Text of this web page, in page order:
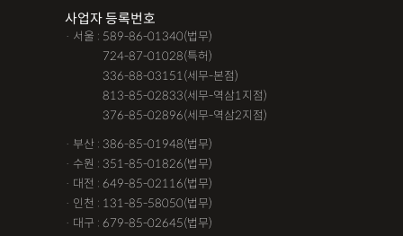
사업자 등록번호
· 서울 : 589-86-01340(법무)
724-87-01028(특허)
336-88-03151(세무-본점)
813-85-02833(세무-역삼1지점)
376-85-02896(세무-역삼2지점)
· 부산 : 386-85-01948(법무)
· 수원 : 351-85-01826(법무)
· 대전 : 649-85-02116(법무)
· 인천 : 131-85-58050(법무)
· 대구 : 679-85-02645(법무)